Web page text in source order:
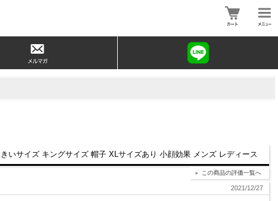
いサイズ キングサイズ 帽子 XLサイズあり 小顔効果 メンズ レディース
この商品の評価一覧へ
2021/12/27